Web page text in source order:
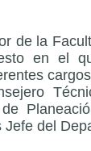
de la
en el
del